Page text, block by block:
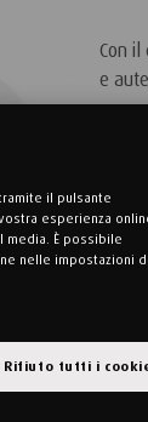
Con
e
il
circa
il pulsante
esperienza
media. È possibile
nelle impostazioni
Rifiuto tutti i